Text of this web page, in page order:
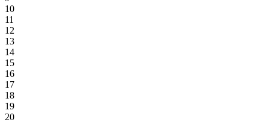
10
11
12
13
14
15
16
17
18
19
20